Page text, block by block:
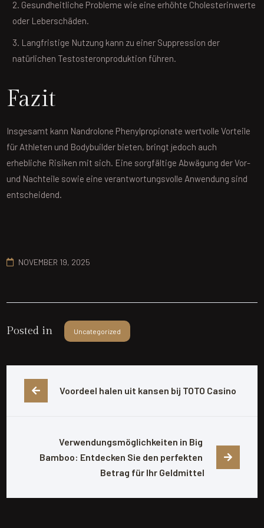
Gesundheitliche Probleme wie eine erhöhte Cholesterinwerte
oder Leberschäden.
Langfristige Nutzung kann zu einer Suppression der
natürlichen Testosteronproduktion führen.
Fazit
Insgesamt kann Nandrolone Phenylpropionate wertvolle Vorteile
für Athleten und Bodybuilder bieten, bringt jedoch auch
erhebliche Risiken mit sich. Eine sorgfältige Abwägung der Vor-
und Nachteile sowie eine verantwortungsvolle Anwendung sind
entscheidend.
NOVEMBER 19, 2025
Posted in Uncategorized
Voordeel halen uit kansen bij TOTO Casino
Verwendungsmöglichkeiten in Big
Bamboo: Entdecken Sie den perfekten
Betrag für Ihr Geldmittel